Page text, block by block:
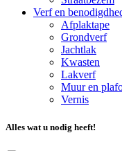
Verf en
Afplaktape
Grondverf
Jachtlak
Kwasten
Lakverf
Muur en
Vernis
Alles wat u nodig heeft!